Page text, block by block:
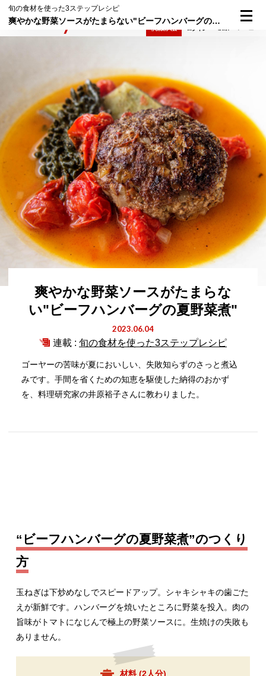
旬の食材を使った3ステップレシピ
爽やかな野菜ソースがたまらない"ビーフハンバーグの夏野菜煮"
爽やかな野菜ソースがたまらな
い"ビーフハンバーグの夏野菜煮"
2023.06.04
連載 : 旬の食材を使った3ステップレシピ
ゴーヤーの苦味が夏においしい、失敗知らずのさっと煮込
みです。手間を省くための知恵を駆使した納得のおかず
を、料理研究家の井原裕子さんに教わりました。
“ビーフハンバーグの夏野菜煮”のつくり
方
玉ねぎは下炒めなしでスピードアップ。シャキシャキの歯ごた
えが新鮮です。ハンバーグを焼いたところに野菜を投入。肉の
旨味がトマトになじんで極上の野菜ソースに。生焼けの失敗も
ありません。
材料 (2人分)